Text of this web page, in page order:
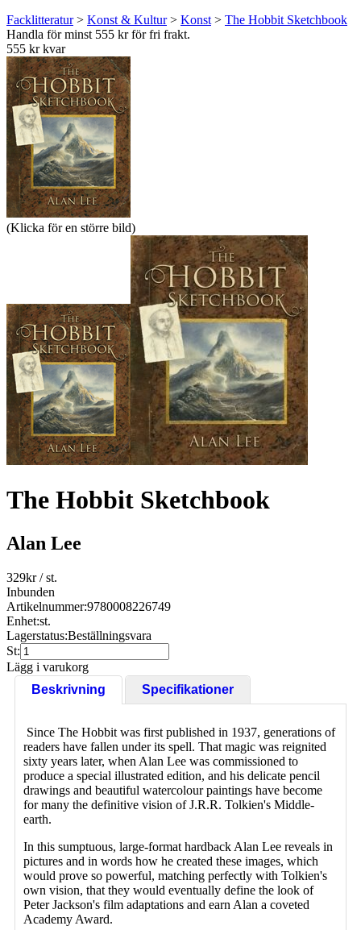
Facklitteratur> Konst & Kultur> Konst > The Hobbit Sketchbook
Handla för minst 555 kr för fri frakt.
555 kr kvar
(Klicka för en större bild)
The Hobbit Sketchbook
Alan Lee
329kr/ st.
Inbunden
Artikelnummer:9780008226749
Enhet:st.
Lagerstatus:Beställningsvara
St:
Lägg i varukorg
Beskrivning
Specifikationer
Since The Hobbit was first published in 1937, generations of
readers have fallen under its spell. That magic was reignited
sixty years later, when Alan Lee was commissioned to
produce a special illustrated edition, and his delicate pencil
drawings and beautiful watercolour paintings have become
for many the definitive vision of J.R.R. Tolkien's Middle-
earth.
In this sumptuous, large-format hardback Alan Lee reveals in
pictures and in words how he created these images, which
would prove so powerful, matching perfectly with Tolkien's
own vision, that they would eventually define the look of
Peter Jackson's film adaptations and earn Alan a coveted
Academy Award.